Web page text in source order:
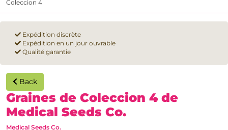
Coleccion 4
Expédition discrète
Expédition en un jour ouvrable
Qualité garantie
Back
Graines de Coleccion 4 de
Medical Seeds Co.
Medical Seeds Co.